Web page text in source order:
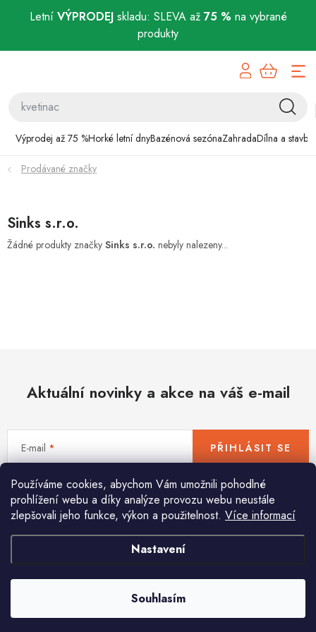
Letní VÝPRODEJskladu: SLEVA až 75 % na vybrané
produkty
Používáme cookies, abychom Vám umožnili pohodlné
prohlížení webu a díky analýze provozu webu neustále
zlepšovali jeho funkce, výkon a použitelnost. Více informací
Nastavení
Souhlasím
Výprodej až 75 %Horké letní dnyBazénová sezónaZahradaDílna a stavba
Bazénová sezóna
Zahrada
Domácnost
Novinky
World Cleanup Day
Akční ceny
Půjčovna Kontaktuje nás
Obchodní podmínky
Vrácení a reklamace
Podmínky ochrany osobních údajů
Obchodní podmínky pro podnikatele
Způsob doručení a platby
Zásady používání cookies
Prodávané značky
Sinks s.r.o.
Žádné produkty značky Sinks s.r.o. nebyly nalezeny...
Aktuální novinky a akce na váš e-mail
E-mail
Vložením e-mailu souhlasíte spodmínkami ochrany osobních údajů
PŘIHLÁSIT SE
Pomůžeme vám s výběrem
Potřebujete s něčím poradit? Jsme tu pro vás!
info@huka.cz